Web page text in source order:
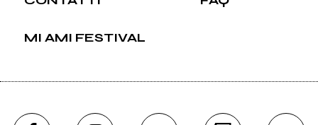
MI AMI FESTIVAL